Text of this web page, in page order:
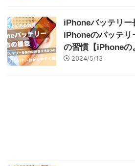
iPhoneバッテリー
iPhoneのバッテリ
の習慣【iPhoneの
2024/5/13